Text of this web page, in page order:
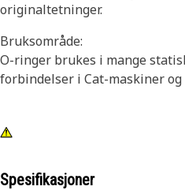
originaltetninger.
Bruksområde:
O-ringer brukes i mange
forbindelser i Cat-maskiner og
Spesifikasjoner